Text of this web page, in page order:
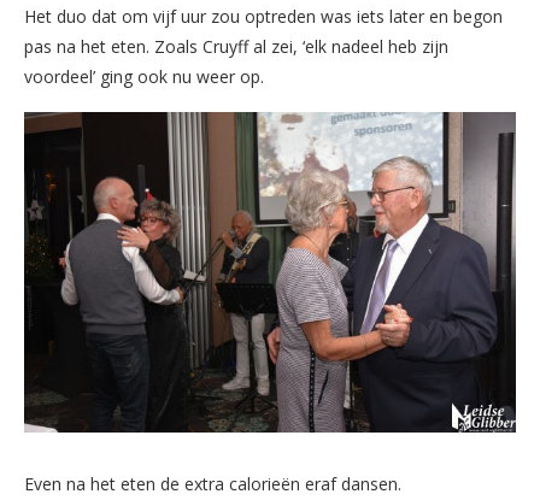
Het duo dat om vijf uur zou optreden was iets later en begon
pas na het eten. Zoals Cruyff al zei, ‘elk nadeel heb zijn
voordeel’ ging ook nu weer op.
Even na het eten de extra calorieën eraf dansen.